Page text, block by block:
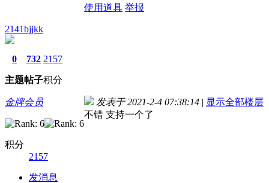
使用道具 举报
2141bjjkk
0
主题
732
帖子
2157
积分
金牌会员
积分
2157
发消息
发表于 2021-2-4 07:38:14 | 显示全部楼层
不错 支持一个了